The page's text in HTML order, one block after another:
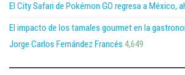
El City Safari de Pokémon GO regresa a México,
El impacto de los tamales gourmet en la
Jorge Carlos Fernández Francés 4,649